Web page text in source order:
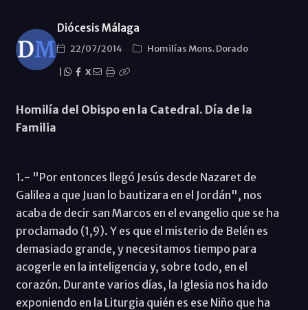
Diócesis Málaga
22/07/2014
Homilías Mons. Dorado
X
Homilía del Obispo en la Catedral. Día de la
Familia
1.- "Por entonces llegó Jesús desde Nazaret de
Galilea a que Juan lo bautizara en el Jordán", nos
acaba de decir san Marcos en el evangelio que se ha
proclamado (1,9). Y es que el misterio de Belén es
demasiado grande, y necesitamos tiempo para
acogerle en la inteligencia y, sobre todo, en el
corazón. Durante varios días, la Iglesia nos ha ido
exponiendo en la Liturgia quién es ese Niño que ha